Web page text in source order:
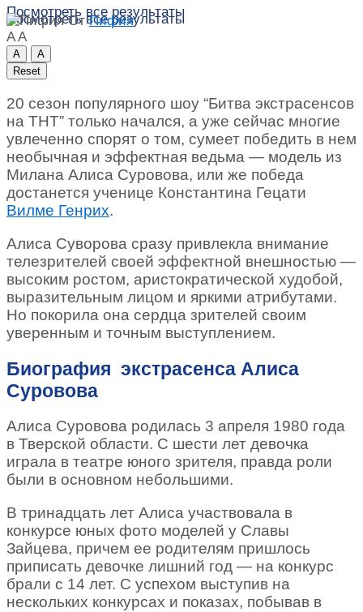
Посмотреть все результаты
Посмотреть все результаты
От Пифия
A A
A
A
Reset
20 сезон популярного шоу “Битва экстрасенсов
на ТНТ” только начался, а уже сейчас многие
увлеченно спорят о том, сумеет победить в нем
необычная и эффектная ведьма — модель из
Милана Алиса Суровова, или же победа
достанется ученице Константина Гецати
Вилме Генрих.
Алиса Суворова сразу привлекла внимание
телезрителей своей эффектной внешностью —
высоким ростом, аристократической худобой,
выразительным лицом и яркими атрибутами.
Но покорила она сердца зрителей своим
уверенным и точным выступлением.
Биография экстрасенса Алиса
Суровова
Алиса Суровова родилась 3 апреля 1980 года
в Тверской области. С шести лет девочка
играла в театре юного зрителя, правда роли
были в основном небольшими.
В тринадцать лет Алиса участвовала в
конкурсе юных фото моделей у Славы
Зайцева, причем ее родителям пришлось
приписать девочке лишний год — на конкурс
брали с 14 лет. С успехом выступив на
нескольких конкурсах и показах, побывав в